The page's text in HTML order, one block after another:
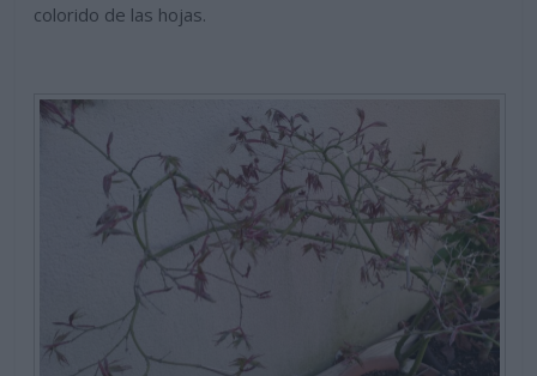
colorido de las hojas.